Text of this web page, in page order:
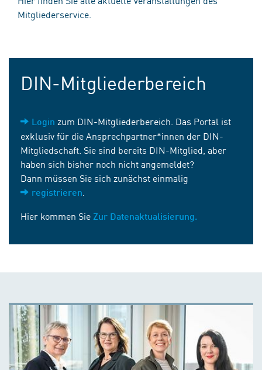
Mitgliederservice.
DIN-Mitgliederbereich
Login zum DIN-Mitgliederbereich. Das Portal ist
exklusiv für die Ansprechpartner*innen der DIN-
Mitgliedschaft. Sie sind bereits DIN-Mitglied, aber
haben sich bisher noch nicht angemeldet?
Dann müssen Sie sich zunächst einmalig
registrieren
Hier kommen Sie Zur Datenaktualisierung.